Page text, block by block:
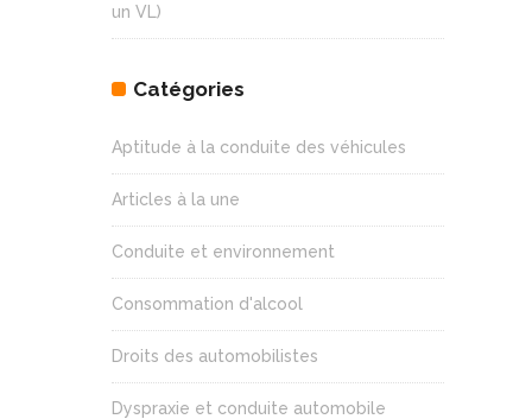
un VL)
Catégories
Aptitude à la conduite des véhicules
Articles à la une
Conduite et environnement
Consommation d'alcool
Droits des automobilistes
Dyspraxie et conduite automobile